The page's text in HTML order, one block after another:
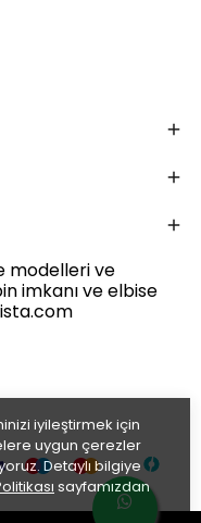
iyileştirmek için
uygun çerezler
Detaylı bilgiye
sayfamızdan
modelleri ve
imkanı ve elbise